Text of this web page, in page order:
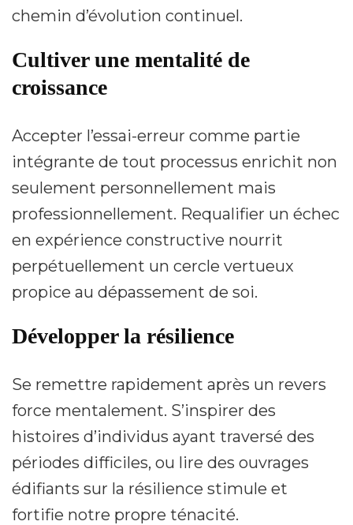
chemin d’évolution continuel.
Cultiver une mentalité de
croissance
Accepter l’essai-erreur comme partie
intégrante de tout processus enrichit non
seulement personnellement mais
professionnellement. Requalifier un échec
en expérience constructive nourrit
perpétuellement un cercle vertueux
propice au dépassement de soi.
Développer la résilience
Se remettre rapidement après un revers
force mentalement. S’inspirer des
histoires d’individus ayant traversé des
périodes difficiles, ou lire des ouvrages
édifiants sur la résilience stimule et
fortifie notre propre ténacité.